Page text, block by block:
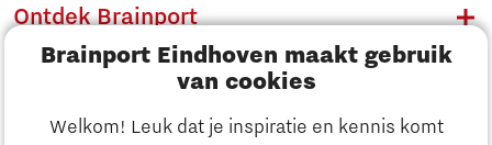
Brainport Eindhoven maakt gebruik
van cookies
Welkom! Leuk dat je inspiratie en kennis komt
Ontdek Brainport
Innovatie
Ondernemen